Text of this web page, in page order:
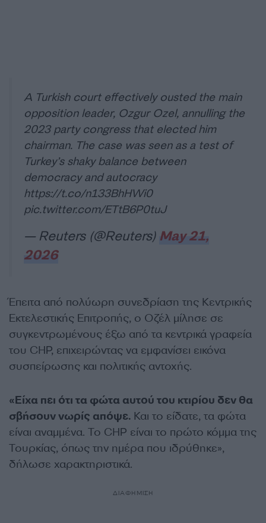
A Turkish court effectively ousted the main
opposition leader, Ozgur Ozel, annulling the
2023 party congress that elected him
chairman. The case was seen as a test of
Turkey’s shaky balance between
democracy and autocracy
https://t.co/n133BhHWi0
pic.twitter.com/ETtB6P0tuJ
— Reuters (@Reuters) May 21,
2026
Έπειτα από πολύωρη συνεδρίαση της Κεντρικής
Εκτελεστικής Επιτροπής, ο Οζέλ μίλησε σε
συγκεντρωμένους έξω από τα κεντρικά γραφεία
του CHP, επιχειρώντας να εμφανίσει εικόνα
συσπείρωσης και πολιτικής αντοχής.
«Είχα πει ότι τα φώτα αυτού του κτιρίου δεν θα
σβήσουν νωρίς απόψε. Και το είδατε, τα φώτα
είναι αναμμένα. Το CHP είναι το πρώτο κόμμα της
Τουρκίας, όπως την ημέρα που ιδρύθηκε»,
δήλωσε χαρακτηριστικά.
ΔΙΑΦΗΜΙΣΗ